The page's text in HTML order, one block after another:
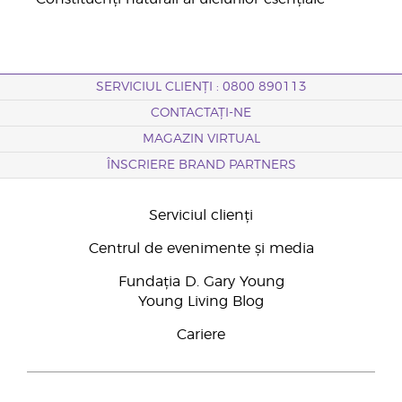
SERVICIUL CLIENȚI : 0800 890113
CONTACTAȚI-NE
MAGAZIN VIRTUAL
ÎNSCRIERE BRAND PARTNERS
Serviciul clienți
Centrul de evenimente și media
Fundația D. Gary Young
Young Living Blog
Cariere